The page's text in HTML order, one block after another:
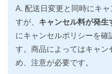
A. 配送日変更と同時にキ
すが、 キャンセル料が発生
にキャンセルポリシーを確
す。商品によってはキャン
め、注意が必要です。